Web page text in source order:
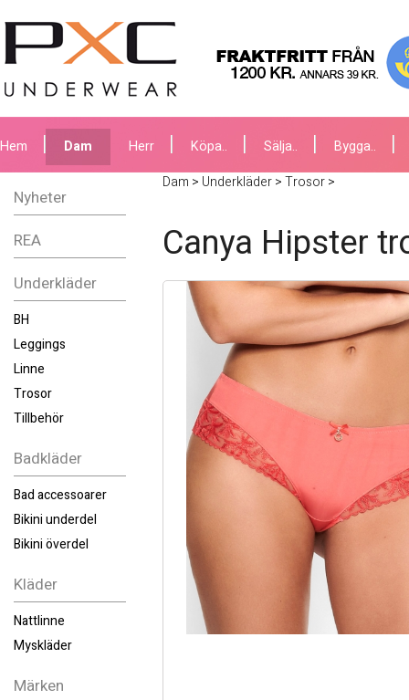
Hem Dam Herr Köpa.. Sälja.. Bygga..
Nyheter
REA
Underkläder
BH
Leggings
Linne
Trosor
Tillbehör
Badkläder
Bad accessoarer
Bikini underdel
Bikini överdel
Kläder
Nattlinne
Myskläder
Märken
Dam > Underkläder>Trosor>
Canya Hipster